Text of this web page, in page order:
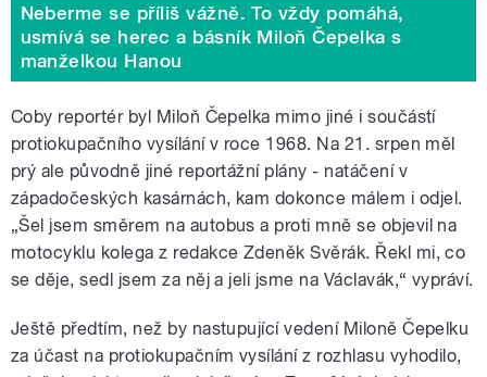
Neberme se příliš vážně. To vždy pomáhá,
usmívá se herec a básník Miloň Čepelka s
manželkou Hanou
Coby reportér byl Miloň Čepelka mimo jiné i součástí
protiokupačního vysílání v roce 1968. Na 21. srpen měl
prý ale původně jiné reportážní plány - natáčení v
západočeských kasárnách, kam dokonce málem i odjel.
„Šel jsem směrem na autobus a proti mně se objevil na
motocyklu kolega z redakce Zdeněk Svěrák. Řekl mi, co
se děje, sedl jsem za něj a jeli jsme na Václavák,“ vypráví.
Ještě předtím, než by nastupující vedení Miloně Čepelku
za účast na protiokupačním vysílání z rozhlasu vyhodilo,